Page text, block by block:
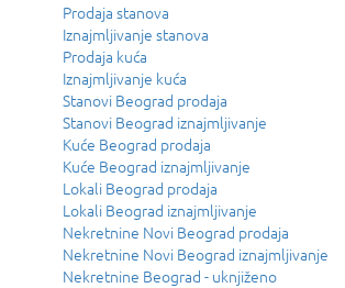
Prodaja stanova
Iznajmljivanje stanova
Prodaja kuća
Iznajmljivanje kuća
Stanovi Beograd prodaja
Stanovi Beograd iznajmljivanje
Kuće Beograd prodaja
Kuće Beograd iznajmljivanje
Lokali Beograd prodaja
Lokali Beograd iznajmljivanje
Nekretnine Novi Beograd prodaja
Nekretnine Novi Beograd iznajmljivanje
Nekretnine Beograd - uknjiženo